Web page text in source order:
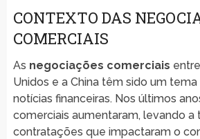
CONTEXTO DAS
COMERCIAIS
As negociações comerciais
Unidos e a China têm sido um
notícias financeiras. Nos últimos
comerciais aumentaram, levando a
contratações que impactaram o